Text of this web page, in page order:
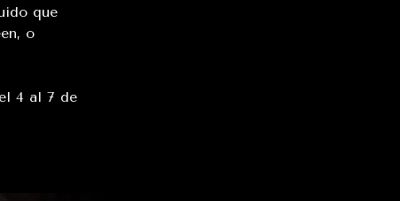
que
o
4 al 7 de